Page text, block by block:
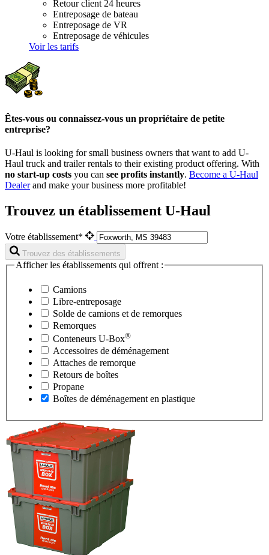
Retour client 24 heures
Entreposage de bateau
Entreposage de VR
Entreposage de véhicules
Voir les tarifs
Êtes-vous ou connaissez-vous un propriétaire de petite
entreprise?
U-Haul is looking for small business owners that want to add U-
Haul truck and trailer rentals to their existing product offering. With
no start-up costs you can see profits instantly. Become a U-Haul
Dealerand make your business more profitable!
Trouvez un établissement U-Haul
Votre établissement*
Trouvez des établissements
Afficher les établissements qui offrent :
Camions
Libre-entreposage
Solde de camions et de remorques
Remorques
Conteneurs U-Box®
Accessoires de déménagement
Attaches de remorque
Retours de boîtes
Propane
Boîtes de déménagement en plastique